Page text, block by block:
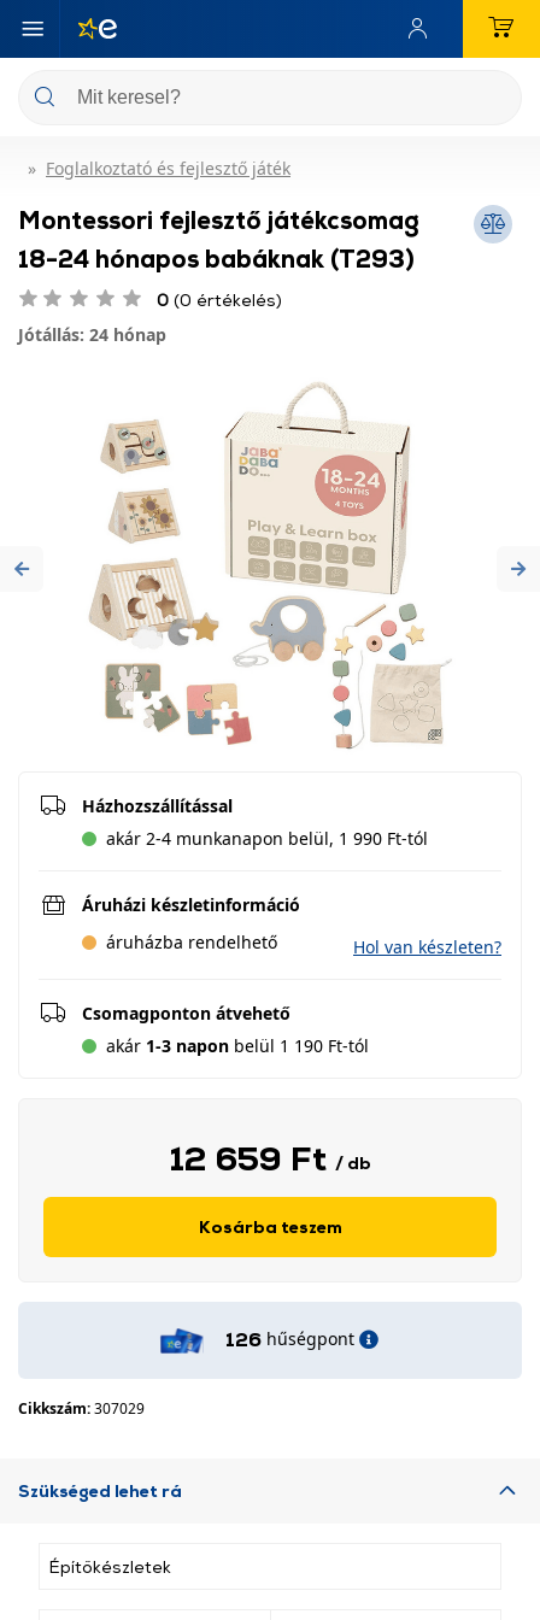
Foglalkoztató és fejlesztő játék
Montessori fejlesztő játékcsomag
18-24 hónapos babáknak (T293)
0 (0 értékelés)
Jótállás: 24 hónap
Previous
Házhozszállítással
akár 2-4 munkanapon belül, 1 990 Ft-tól
Áruházi készletinformáció
áruházba rendelhető
Hol van készleten?
Csomagponton átvehető
akár 1-3 napon belül 1 190 Ft-tól
12 659 Ft / db
Kosárba teszem
126 hűségpont
Cikkszám:307029
Szükséged lehet rá
Építőkészletek